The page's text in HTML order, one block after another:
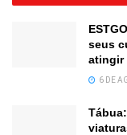
seus
atingir
6 DE